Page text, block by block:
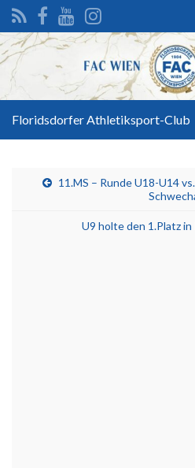
Search for:
Floridsdorfer Athletiksport-Club
11.MS – Runde U18-U14
U9 holte den 1.Platz